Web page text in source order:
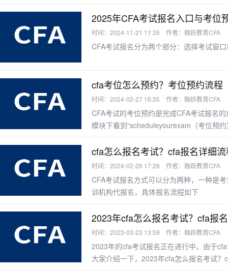
2025年CFA考试报名入口与考位
时间：2024-11-21 11:35 作者：融跃教育CFA
CFA考试报名分为两个部分：选择考试窗
cfa考位怎么预约？考位预约流程
时间：2024-02-27 16:35 作者：融跃教育CFA
CFA考试的考位预约是完成CFA考试报名
模块下看到“scheduleyourexam（考位预
cfa怎么报名考试？cfa报名详细
时间：2024-02-26 17:28 作者：融跃教育CFA
CFA考试报名方式可以分为两种，一种是
训机构代报名，具体报名流程如下
2023年cfa怎么报名考试？cfa报
时间：2023-03-23 13:59 作者：融跃教育CFA
2023年的cfa考试报名正在进行中，由于
大家介绍一下，2023年cfa怎么报名考试？